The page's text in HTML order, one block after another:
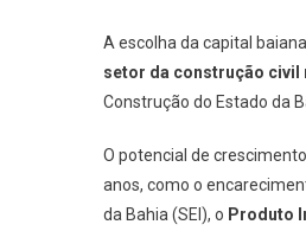
A escolha da capital
setor da construção civil
Construção do Estado da
O potencial de
anos, como o
da Bahia (SEI), o Produto